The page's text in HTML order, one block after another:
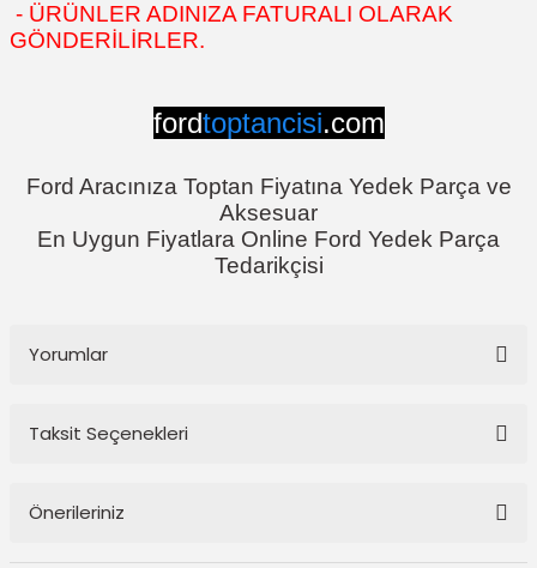
- ÜRÜNLER ADINIZA FATURALI OLARAK
GÖNDERİLİRLER.
fordtoptancisi.com
Ford Aracınıza Toptan Fiyatına Yedek Parça ve
Aksesuar
En Uygun Fiyatlara Online Ford Yedek Parça
Tedarikçisi
Yorumlar
Taksit Seçenekleri
Önerileriniz